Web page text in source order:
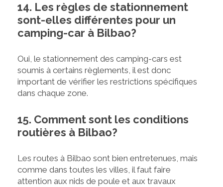
14. Les règles de stationnement
sont-elles différentes pour un
camping-car à Bilbao?
Oui, le stationnement des camping-cars est
soumis à certains règlements, il est donc
important de vérifier les restrictions spécifiques
dans chaque zone.
15. Comment sont les conditions
routières à Bilbao?
Les routes à Bilbao sont bien entretenues, mais
comme dans toutes les villes, il faut faire
attention aux nids de poule et aux travaux